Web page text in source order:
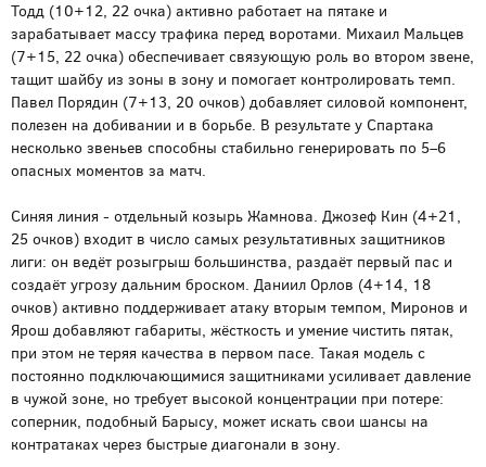
Тодд (10+12, 22 очка) активно работает на пятаке и
зарабатывает массу трафика перед воротами. Михаил Мальцев
(7+15, 22 очка) обеспечивает связующую роль во втором звене,
тащит шайбу из зоны в зону и помогает контролировать темп.
Павел Порядин (7+13, 20 очков) добавляет силовой компонент,
полезен на добивании и в борьбе. В результате у Спартака
несколько звеньев способны стабильно генерировать по 5–6
опасных моментов за матч.
Синяя линия - отдельный козырь Жамнова. Джозеф Кин (4+21,
25 очков) входит в число самых результативных защитников
лиги: он ведёт розыгрыш большинства, раздаёт первый пас и
создаёт угрозу дальним броском. Даниил Орлов (4+14, 18
очков) активно поддерживает атаку вторым темпом, Миронов и
Ярош добавляют габариты, жёсткость и умение чистить пятак,
при этом не теряя качества в первом пасе. Такая модель с
постоянно подключающимися защитниками усиливает давление
в чужой зоне, но требует высокой концентрации при потере:
соперник, подобный Барысу, может искать свои шансы на
контратаках через быстрые диагонали в зону.